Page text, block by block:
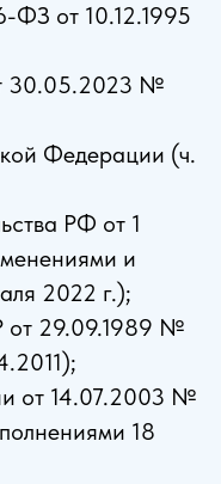
ФЗ от 10.12.1995
30.05.2023 №
Федерации (ч.
РФ от 1
и
2022 г.);
от 29.09.1989 №
от 14.07.2003 №
18